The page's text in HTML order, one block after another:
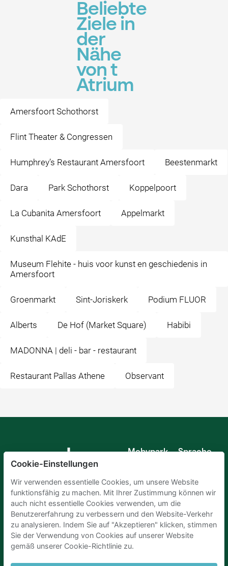
Beliebte
Ziele in
der
Nähe
von t
Atrium
Amersfoort Schothorst
Flint Theater & Congressen
Humphrey’s Restaurant Amersfoort Beestenmarkt
Dara Park Schothorst Koppelpoort
La Cubanita Amersfoort Appelmarkt
Kunsthal KAdE
Museum Flehite - huis voor kunst en geschiedenis in
Amersfoort
Groenmarkt Sint-Joriskerk Podium FLUOR
Alberts De Hof (Market Square) Habibi
MADONNA | deli - bar - restaurant
Restaurant Pallas Athene Observant
Mobypark
Sprache
Spanisch
Französisch
Italienisch
Niederländisch
Cookie-Einstellungen
Wir verwenden essentielle Cookies, um unsere Website
funktionsfähig zu machen. Mit Ihrer Zustimmung können wir
auch nicht essentielle Cookies verwenden, um die
Benutzererfahrung zu verbessern und den Website-Verkehr
zu analysieren. Indem Sie auf "Akzeptieren" klicken, stimmen
Sie der Verwendung von Cookies auf unserer Website
gemäß unserer Cookie-Richtlinie zu.